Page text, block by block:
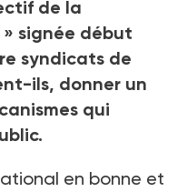
de la
» signée début
syndicats de
ils, donner un
qui
en bonne et